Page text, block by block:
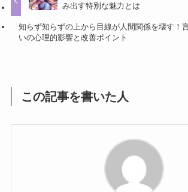
み出す特別な魅力とは
知らず知らずの上から目線が人間関係を壊す！
いの心理的影響と改善ポイント
この記事を書いた人